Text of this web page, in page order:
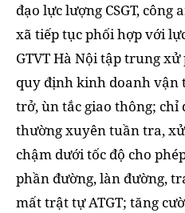
đạo lực lượng CSGT,
xã tiếp tục phối hợp với
GTVT Hà Nội tập trung
quy định kinh doanh vận
trở, ùn tắc giao thông; chỉ
thường xuyên tuần tra,
chậm dưới tốc độ cho
phần đường, làn đường,
mất trật tự ATGT; tăng